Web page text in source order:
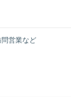
問営業など